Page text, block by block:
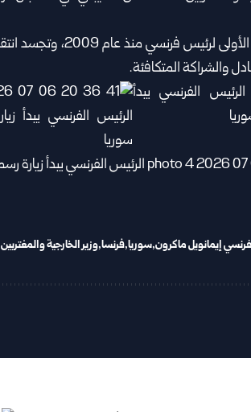
وتعد هذه الزيارة
والشراكة المتكافئة.‏
إيمانويل ماكرون سوريا فرنساوزير الخارجية